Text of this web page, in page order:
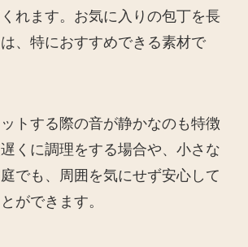
れます。お気に入りの包丁を長
、特におすすめできる素材で
トする際の音が静かなのも特徴
くに調理をする場合や、小さな
でも、周囲を気にせず安心して
ができます。